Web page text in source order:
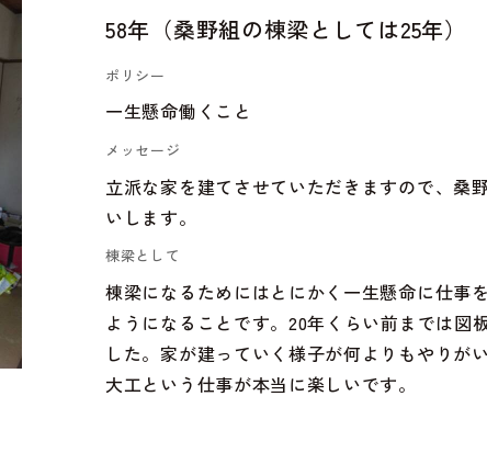
58年（桑野組の棟梁としては25年）
ポリシー
一生懸命働くこと
メッセージ
立派な家を建てさせていただきますので、桑
いします。
棟梁として
棟梁になるためにはとにかく一生懸命に仕事
ようになることです。20年くらい前までは図
した。家が建っていく様子が何よりもやりが
大工という仕事が本当に楽しいです。